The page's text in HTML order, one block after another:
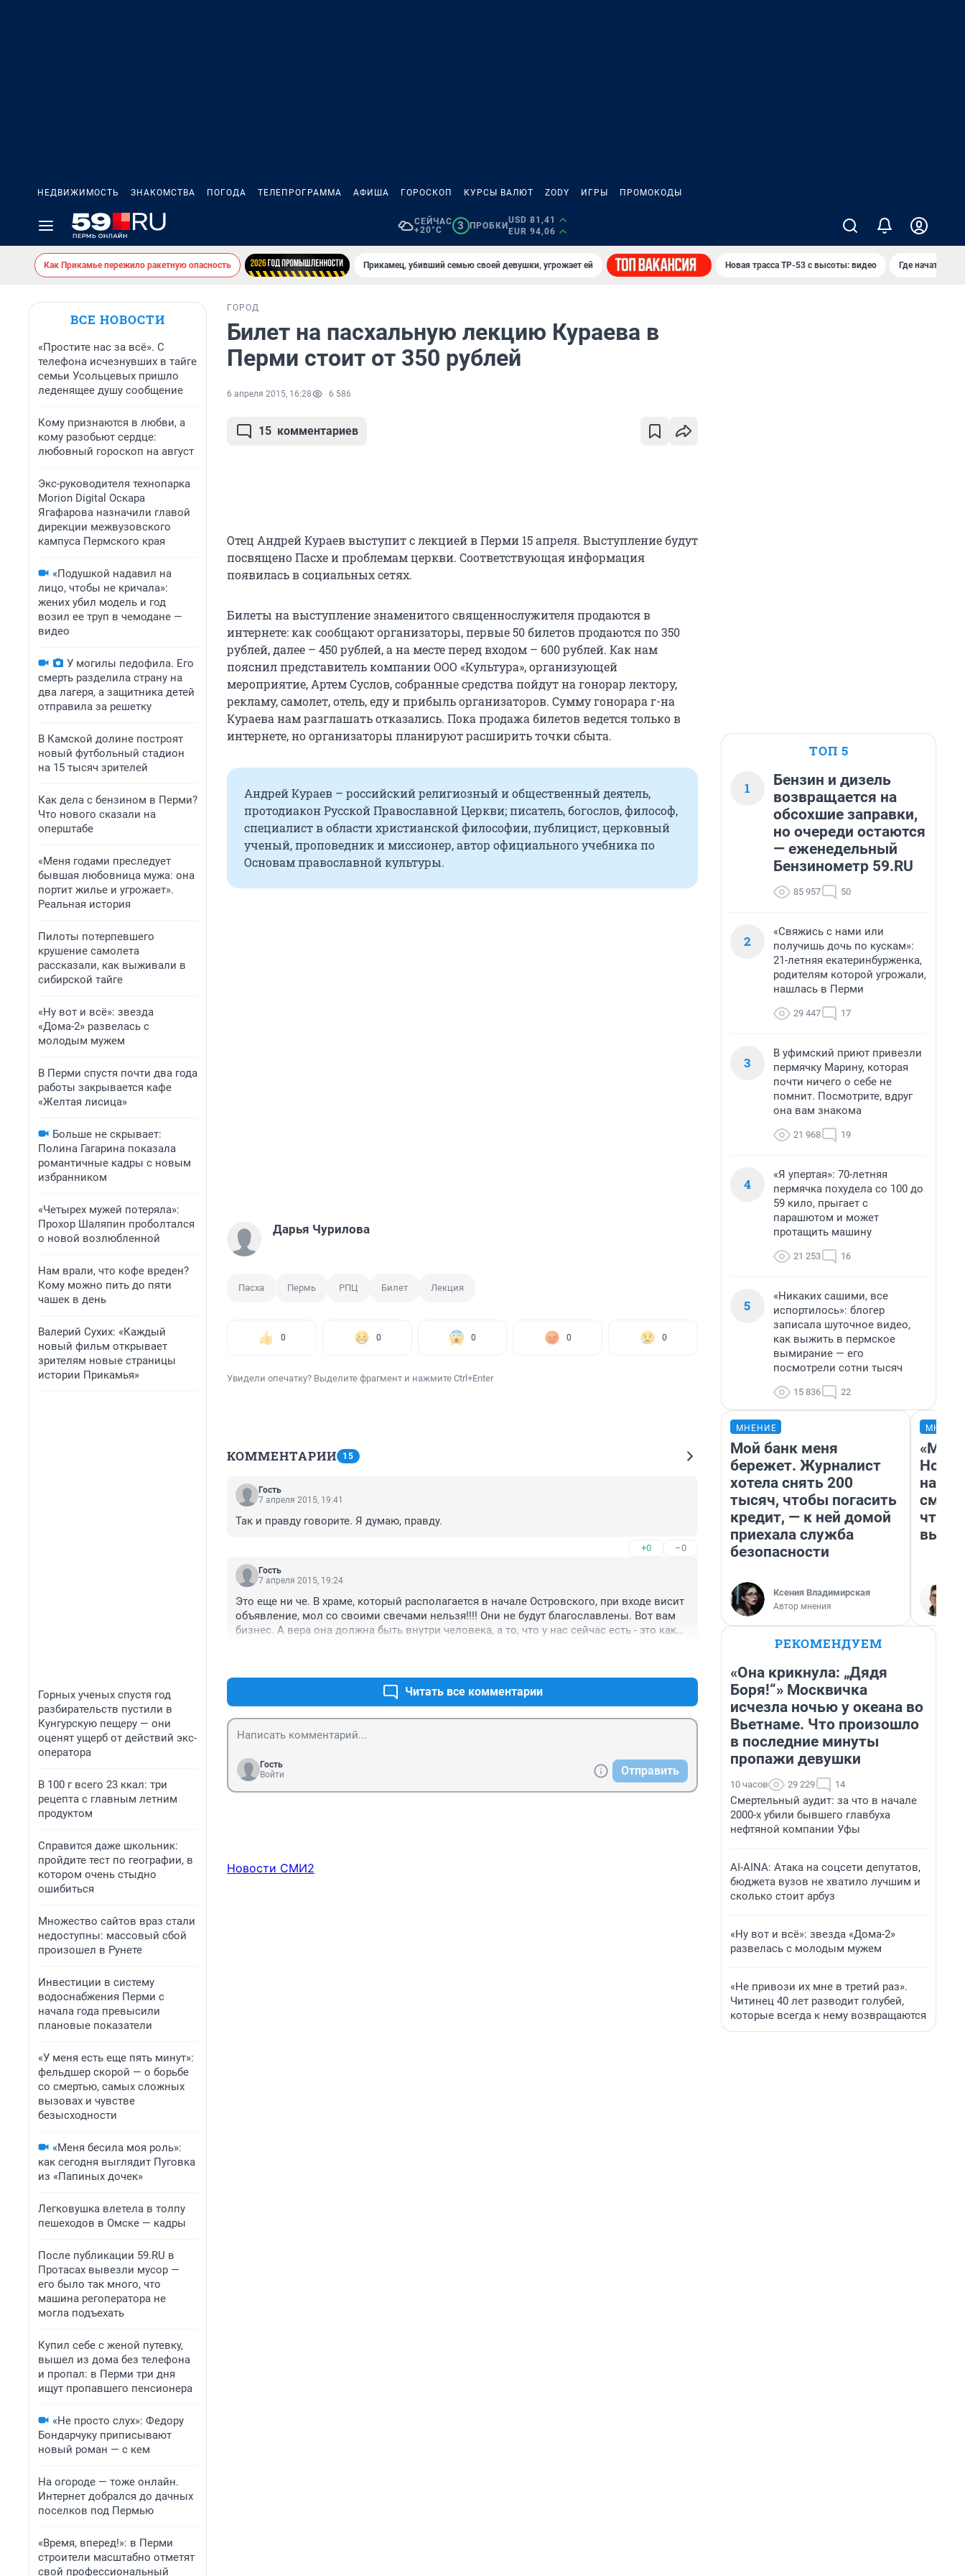
НЕДВИЖИМОСТЬ ЗНАКОМСТВА ПОГОДА ТЕЛЕПРОГРАММА АФИША ГОРОСКОП КУРСЫ ВАЛЮТ ZODY ИГРЫ ПРОМОКОДЫ
СЕЙЧАС
+20°C
3 ПРОБКИ
USD 81,41
EUR 94,06
Как Прикамье пережило ракетную опасность Прикамец, убивший семью своей девушки, угрожает ей Новая трасса ТР-53 с высоты: видео Где начать
ВСЕ НОВОСТИ
«Простите нас за всё». С
телефона исчезнувших в тайге
семьи Усольцевых пришло
леденящее душу сообщение
Кому признаются в любви, а
кому разобьют сердце:
любовный гороскоп на август
Экс-руководителя технопарка
Morion Digital Оскара
Ягафарова назначили главой
дирекции межвузовского
кампуса Пермского края
«Подушкой надавил на
лицо, чтобы не кричала»:
жених убил модель и год
возил ее труп в чемодане —
видео
У могилы педофила. Его
смерть разделила страну на
два лагеря, а защитника детей
отправила за решетку
В Камской долине построят
новый футбольный стадион
на 15 тысяч зрителей
Как дела с бензином в Перми?
Что нового сказали на
оперштабе
«Меня годами преследует
бывшая любовница мужа: она
портит жилье и угрожает».
Реальная история
Пилоты потерпевшего
крушение самолета
рассказали, как выживали в
сибирской тайге
«Ну вот и всё»: звезда
«Дома-2» развелась с
молодым мужем
В Перми спустя почти два года
работы закрывается кафе
«Желтая лисица»
Больше не скрывает:
Полина Гагарина показала
романтичные кадры с новым
избранником
«Четырех мужей потеряла»:
Прохор Шаляпин проболтался
о новой возлюбленной
Нам врали, что кофе вреден?
Кому можно пить до пяти
чашек в день
Валерий Сухих: «Каждый
новый фильм открывает
зрителям новые страницы
истории Прикамья»
Горных ученых спустя год
разбирательств пустили в
Кунгурскую пещеру — они
оценят ущерб от действий экс-
оператора
В 100 г всего 23 ккал: три
рецепта с главным летним
продуктом
Справится даже школьник:
пройдите тест по географии, в
котором очень стыдно
ошибиться
Множество сайтов враз стали
недоступны: массовый сбой
произошел в Рунете
Инвестиции в систему
водоснабжения Перми с
начала года превысили
плановые показатели
«У меня есть еще пять минут»:
фельдшер скорой — о борьбе
со смертью, самых сложных
вызовах и чувстве
безысходности
«Меня бесила моя роль»:
как сегодня выглядит Пуговка
из «Папиных дочек»
Легковушка влетела в толпу
пешеходов в Омске — кадры
После публикации 59.RU в
Протасах вывезли мусор —
его было так много, что
машина регоператора не
могла подъехать
Купил себе с женой путевку,
вышел из дома без телефона
и пропал: в Перми три дня
ищут пропавшего пенсионера
«Не просто слух»: Федору
Бондарчуку приписывают
новый роман — с кем
На огороде — тоже онлайн.
Интернет добрался до дачных
поселков под Пермью
«Время, вперед!»: в Перми
строители масштабно отметят
свой профессиональный
ГОРОД
Билет на пасхальную лекцию Кураева в
Перми стоит от 350 рублей
6 апреля 2015, 16:28 6 586
15 комментариев
Отец Андрей Кураев выступит с лекцией в Перми 15 апреля. Выступление будут
посвящено Пасхе и проблемам церкви. Соответствующая информация
появилась в социальных сетях.
Билеты на выступление знаменитого священнослужителя продаются в
интернете: как сообщают организаторы, первые 50 билетов продаются по 350
рублей, далее – 450 рублей, а на месте перед входом – 600 рублей. Как нам
пояснил представитель компании ООО «Культура», организующей
мероприятие, Артем Суслов, собранные средства пойдут на гонорар лектору,
рекламу, самолет, отель, еду и прибыль организаторов. Сумму гонорара г-на
Кураева нам разглашать отказались. Пока продажа билетов ведется только в
интернете, но организаторы планируют расширить точки сбыта.
Андрей Кураев – российский религиозный и общественный деятель,
протодиакон Русской Православной Церкви; писатель, богослов, философ,
специалист в области христианской философии, публицист, церковный
ученый, проповедник и миссионер, автор официального учебника по
Основам православной культуры.
Дарья Чурилова
Пасха Пермь РПЦ Билет Лекция
0 0 0 0 0
Увидели опечатку? Выделите фрагмент и нажмите Ctrl+Enter
КОММЕНТАРИИ 15
Гость
7 апреля 2015, 19:41
Так и правду говорите. Я думаю, правду.
+0 –0
Гость
7 апреля 2015, 19:24
Это еще ни че. В храме, который располагается в начале Островского, при входе висит
объявление, мол со своими свечами нельзя!!!! Они не будут благославлены. Вот вам
бизнес. А вера она должна быть внутри человека, а то, что у нас сейчас есть - это какие
еле ходящая, годов восьмидесяти, принесла подаяние (консервы), попы стали рыться
в этом пакете, один другому и говорит: опять эти консервы, другой в ответ ему ржет...
Читать все комментарии
Гость
Войти
Отправить
Новости СМИ2
ТОП 5
1
Бензин и дизель
возвращается на
обсохшие заправки,
но очереди остаются
— еженедельный
Бензинометр 59.RU
85 957 50
2
«Свяжись с нами или
получишь дочь по кускам»:
21-летняя екатеринбурженка,
родителям которой угрожали,
нашлась в Перми
29 447 17
3
В уфимский приют привезли
пермячку Марину, которая
почти ничего о себе не
помнит. Посмотрите, вдруг
она вам знакома
21 968 19
4
«Я упертая»: 70-летняя
пермячка похудела со 100 до
59 кило, прыгает с
парашютом и может
протащить машину
21 253 16
5
«Никаких сашими, все
испортилось»: блогер
записала шуточное видео,
как выжить в пермское
вымирание — его
посмотрели сотни тысяч
15 836 22
МНЕНИЕ
Мой банк меня
бережет. Журналист
хотела снять 200
тысяч, чтобы погасить
кредит, — к ней домой
приехала служба
безопасности
Ксения Владимирская
Автор мнения
«Мы
РЕКОМЕНДУЕМ
«Она крикнула: „Дядя
Боря!“» Москвичка
исчезла ночью у океана во
Вьетнаме. Что произошло
в последние минуты
пропажи девушки
10 часов 29 229 14
Смертельный аудит: за что в начале
2000-х убили бывшего главбуха
нефтяной компании Уфы
AI-AINA: Атака на соцсети депутатов,
бюджета вузов не хватило лучшим и
сколько стоит арбуз
«Ну вот и всё»: звезда «Дома-2»
развелась с молодым мужем
«Не привози их мне в третий раз».
Читинец 40 лет разводит голубей,
которые всегда к нему возвращаются